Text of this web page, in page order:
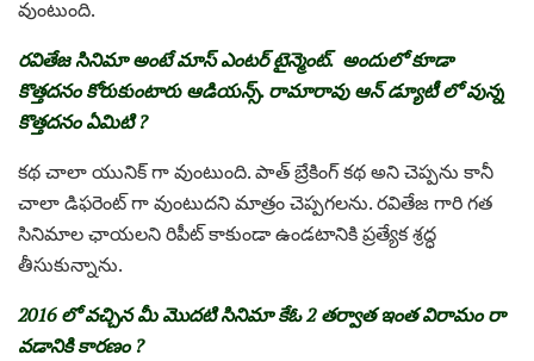
వుంటుంది.
రవితేజ సినిమా అంటే మాస్ ఎంటర్ టైన్మెంట్. అందులో కూడా
కొత్తదనం కోరుకుంటారు ఆడియన్స్. రామారావు ఆన్ డ్యూటీ లో వున్న
కొత్తదనం ఏమిటి ?
కథ చాలా యునిక్ గా వుంటుంది. పాత్ బ్రేకింగ్ కథ అని చెప్పను కానీ
చాలా డిఫరెంట్ గా వుంటుదని మాత్రం చెప్పగలను. రవితేజ గారి గత
సినిమాల ఛాయలని రిపీట్ కాకుండా ఉండటానికి ప్రత్యేక శ్రద్ధ
తీసుకున్నాను.
2016 లో వచ్చిన మీ మొదటి సినిమా కేఓ 2 తర్వాత ఇంత విరామం రా
వడానికి కారణం ?